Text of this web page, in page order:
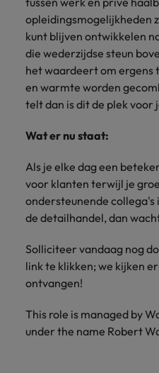
opleidingsmogelijkheden
kunt blijven ontwikkelen
die wederzijdse steun
het waardeert om ergens
en warmte worden
telt dan is dit de plek voor
Wat er nu staat:
Als je elke dag een
voor klanten terwijl je
ondersteunende collega's
de detailhandel, dan
Solliciteer vandaag nog
link te klikken; we kijken
ontvangen!
This role is managed by
under the name Robert